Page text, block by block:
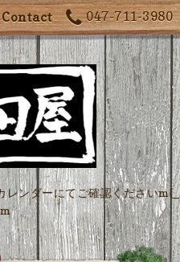
047-711-3980
Contact
レンダーにてご確認くださいm(_